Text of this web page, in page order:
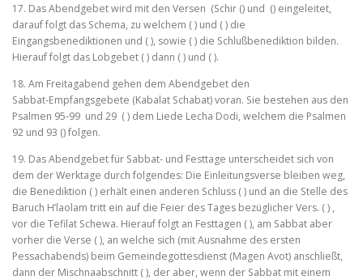
17. Das Abendgebet wird mit den Versen (Schir () und () einge­leitet,
darauf folgt das Schema, zu welchem ( ) und ( ) die
Eingangsbenediktionen und ( ), sowie ( ) die Schlußbenediktion bilden.
Hierauf folgt das Lobgebet ( ) dann ( ) und ( ).
18. Am Freitagabend gehen dem Abendgebet den
Sabbat‑Empfangsgebete (Kabalat Schabat) voran. Sie bestehen aus den
Psalmen 95‑99 und 29 ( ) dem Liede Lecha Dodi, welchem die Psalmen
92 und 93 () folgen.
19. Das Abendgebet für Sabbat‑ und Festtage unterscheidet sich von
dem der Werktage durch folgendes: Die Einleitungsverse blei­ben weg,
die Benediktion ( ) erhält einen anderen Schluss ( ) und an die Stelle des
Baruch H’laolam tritt ein auf die Feier des Tages bezüglicher Vers. ( ) ,
vor die Tefilat Schewa. Hierauf folgt an Festtagen ( ), am Sabbat aber
vorher die Verse ( ), an welche sich (mit Ausnahme des ersten
Pessachabends) beim Gemeindegottesdienst (Magen Avot) anschließt,
dann der Mischnaabschnitt ( ), der aber, wenn der Sabbat mit einem